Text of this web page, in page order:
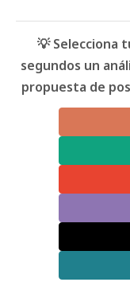
💡 Selecciona
segundos un
propuesta de